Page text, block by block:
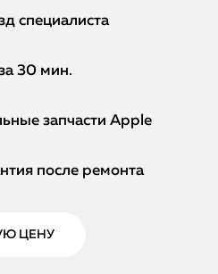
специалиста
30 мин.
запчасти Apple
после ремонта
ЦЕНУ